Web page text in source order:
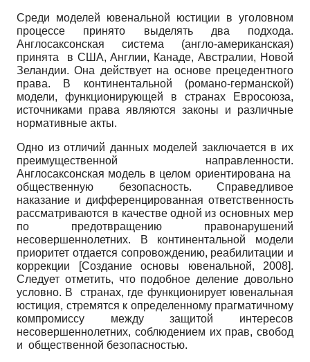
Среди моделей ювенальной юстиции в уголовном
процессе принято выделять два подхода.
Англосаксонская система (англо-американская)
принята в США, Англии, Канаде, Австралии, Новой
Зеландии. Она действует на основе прецедентного
права. В континентальной (романо-германской)
модели, функционирующей в странах Евросоюза,
источниками права являются законы и различные
нормативные акты.
Одно из отличий данных моделей заключается в их
преимущественной направленности.
Англосаксонская модель в целом ориентирована на
общественную безопасность. Справедливое
наказание и дифференцированная ответственность
рассматриваются в качестве одной из основных мер
по предотвращению правонарушений
несовершеннолетних. В континентальной модели
приоритет отдается сопровождению, реабилитации и
коррекции
[Создание основы ювенальной, 2008].
Следует отметить, что подобное деление довольно
условно. В странах, где функционирует ювенальная
юстиция, стремятся к определенному прагматичному
компромиссу между защитой интересов
несовершеннолетних, соблюдением их прав, свобод
и общественной безопасностью.